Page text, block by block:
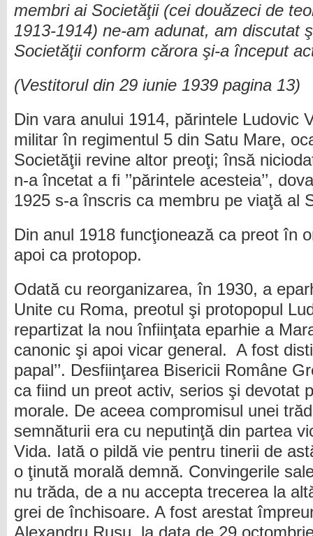
membri ai Societăţii (cei douăzeci de
1913-1914) ne-am adunat, am discutat
Societăţii conform cărora şi-a început
(Vestitorul din 29 iunie 1939 pagina 13)
Din vara anului 1914, părintele Ludovic
militar în regimentul 5 din Satu Mare,
Societăţii revine altor preoţi; însă
n-a încetat a fi ’’părintele acesteia’’,
1925 s-a înscris ca membru pe viaţă al
Din anul 1918 funcţionează ca preot în
apoi ca protopop.
Odată cu reorganizarea, în 1930, a
Unite cu Roma, preotul şi protopopul
repartizat la nou înfiinţata eparhie a
canonic şi apoi vicar general. A fost
papal’’. Desfiinţarea Bisericii Române
ca fiind un preot activ, serios şi devotat
morale. De aceea compromisul unei
semnăturii era cu neputinţă din partea
Vida. Iată o pildă vie pentru tinerii de
o ţinută morală demnă. Convingerile
nu trăda, de a nu accepta trecerea la
grei de închisoare. A fost arestat